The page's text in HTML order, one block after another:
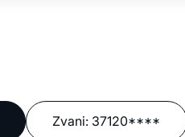
Zvani: 37120****